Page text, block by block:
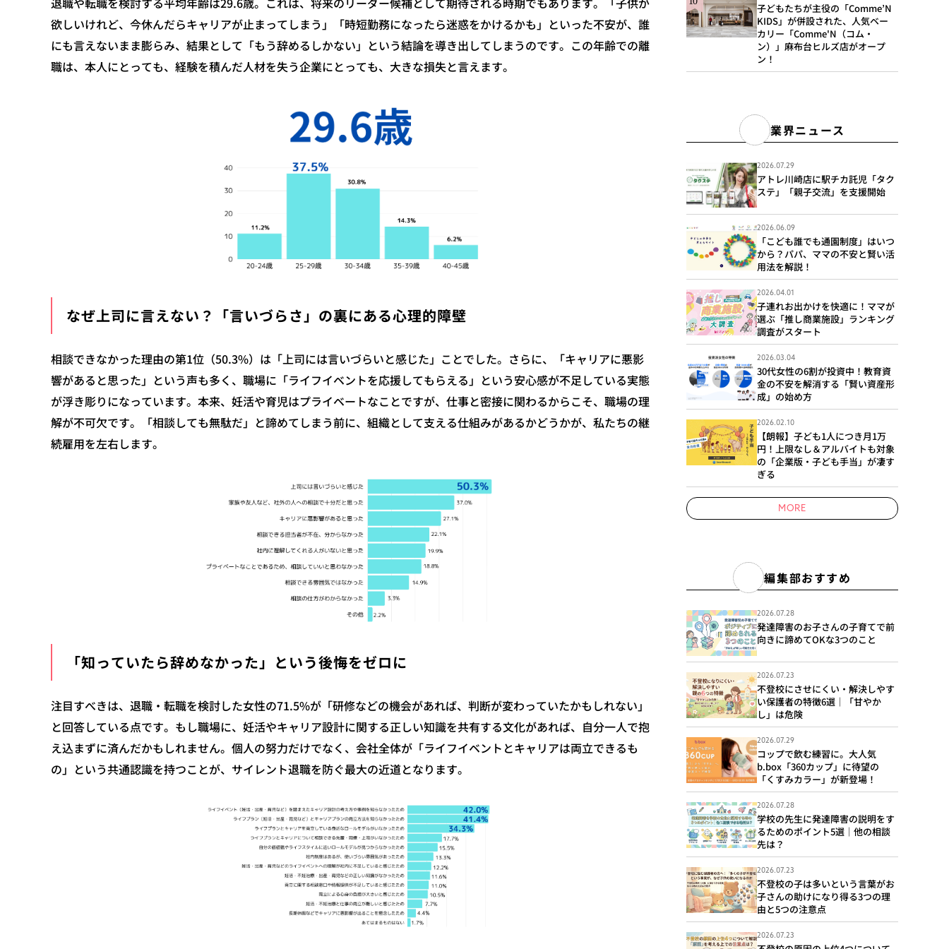
欲しいけれど、今休んだらキャリアが止まってしまう」「時短勤務になったら迷惑をかけるかも」といった不安が、誰
にも言えないまま膨らみ、結果として「もう辞めるしかない」という結論を導き出してしまうのです。この年齢での離
職は、本人にとっても、経験を積んだ人材を失う企業にとっても、大きな損失と言えます。
なぜ上司に言えない？「言いづらさ」の裏にある心理的障壁
相談できなかった理由の第1位（50.3%）は「上司には言いづらいと感じた」ことでした。さらに、「キャリアに悪影
響があると思った」という声も多く、職場に「ライフイベントを応援してもらえる」という安心感が不足している実態
が浮き彫りになっています。本来、妊活や育児はプライベートなことですが、仕事と密接に関わるからこそ、職場の理
解が不可欠です。「相談しても無駄だ」と諦めてしまう前に、組織として支える仕組みがあるかどうかが、私たちの継
続雇用を左右します。
「知っていたら辞めなかった」という後悔をゼロに
注目すべきは、退職・転職を検討した女性の71.5%が「研修などの機会があれば、判断が変わっていたかもしれない」
と回答している点です。もし職場に、妊活やキャリア設計に関する正しい知識を共有する文化があれば、自分一人で抱
え込まずに済んだかもしれません。個人の努力だけでなく、会社全体が「ライフイベントとキャリアは両立できるも
の」という共通認識を持つことが、サイレント退職を防ぐ最大の近道となります。
子どもたちが主役の「Comme’N
KIDS」が併設された、人気ベー
カリー「Comme'N（コム・
ン）」麻布台ヒルズ店がオープ
ン！
業界ニュース
2026.07.29
アトレ川崎店に駅チカ託児「タク
ステ」「親子交流」を支援開始
2026.06.09
「こども誰でも通園制度」はいつ
から？パパ、ママの不安と賢い活
用法を解説！
2026.04.01
子連れお出かけを快適に！ママが
選ぶ「推し商業施設」ランキング
調査がスタート
2026.03.04
30代女性の6割が投資中！教育資
金の不安を解消する「賢い資産形
成」の始め方
2026.02.10
【朗報】子ども1人につき月1万
円！上限なし＆アルバイトも対象
の「企業版・子ども手当」が凄す
ぎる
MORE
編集部おすすめ
2026.07.28
発達障害のお子さんの子育てで前
向きに諦めてOKな3つのこと
2026.07.23
不登校にさせにくい・解決しやす
い保護者の特徴6選｜「甘やか
し」は危険
2026.07.29
コップで飲む練習に。大人気
b.box「360カップ」に待望の
「くすみカラー」が新登場！
2026.07.28
学校の先生に発達障害の説明をす
るためのポイント5選｜他の相談
先は？
2026.07.23
不登校の子は多いという言葉がお
子さんの助けになり得る3つの理
由と5つの注意点
2026.07.23